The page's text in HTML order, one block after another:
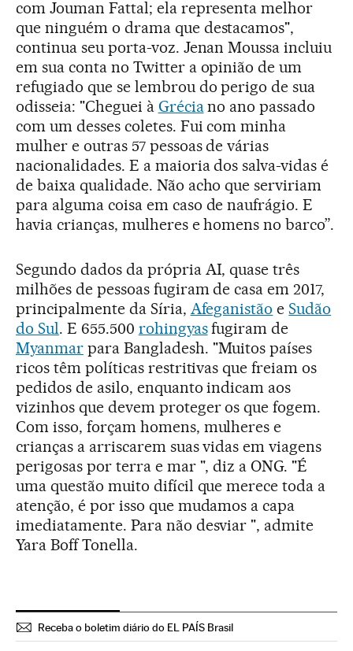
com Jouman Fattal; ela representa melhor
que ninguém o drama que destacamos",
continua seu porta-voz. Jenan Moussa incluiu
em sua conta no Twitter a opinião de um
refugiado que se lembrou do perigo de sua
odisseia: "Cheguei à Gréciano ano passado
com um desses coletes. Fui com minha
mulher e outras 57 pessoas de várias
nacionalidades. E a maioria dos salva-vidas é
de baixa qualidade. Não acho que serviriam
para alguma coisa em caso de naufrágio. E
havia crianças, mulheres e homens no barco”.
Segundo dados da própria AI, quase três
milhões de pessoas fugiram de casa em 2017,
principalmente da Síria, Afeganistão eSudão
do Sul. E 655.500 rohingyasfugiram de
Myanmarpara Bangladesh. "Muitos países
ricos têm políticas restritivas que freiam os
pedidos de asilo, enquanto indicam aos
vizinhos que devem proteger os que fogem.
Com isso, forçam homens, mulheres e
crianças a arriscarem suas vidas em viagens
perigosas por terra e mar ", diz a ONG. "É
uma questão muito difícil que merece toda a
atenção, é por isso que mudamos a capa
imediatamente. Para não desviar ", admite
Yara Boff Tonella.
Receba o boletim diário do EL PAÍS Brasil